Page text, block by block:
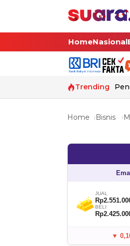
HomeNasional
Trending
Home Bisnis
JUAL
BELI
▼